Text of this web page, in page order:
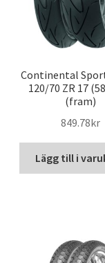
Continental
120/70 ZR 17
(fram)
849.78kr
Lägg till i